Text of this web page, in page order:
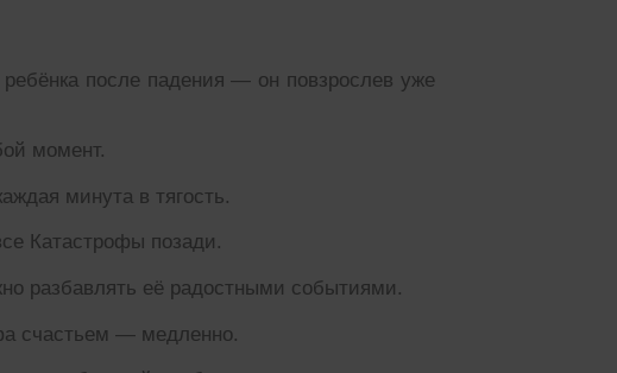
после падения — он повзрослев уже
момент.
минута в тягость.
Катастрофы позади.
разбавлять её радостными событиями.
счастьем — медленно.